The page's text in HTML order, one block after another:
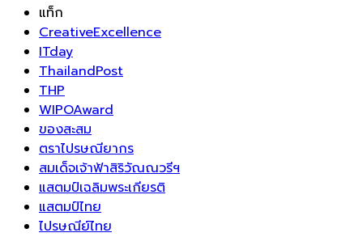
แท็ก
CreativeExcellence
ITday
ThailandPost
THP
WIPOAward
ของสะสม
ตราไปรษณียากร
สมเด็จเจ้าฟ้าสิริวัณณวรีฯ
แสตมป์เฉลิมพระเกียรติ
แสตมป์ไทย
ไปรษณีย์ไทย